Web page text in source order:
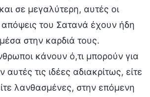
σε μεγαλύτερη, αυτές οι
απόψεις του Σατανά έχουν ήδη
στην καρδιά τους.
κάνουν ό,τι μπορούν για
τις ιδέες αδιακρίτως, είτε
λανθασμένες, στην επόμενη